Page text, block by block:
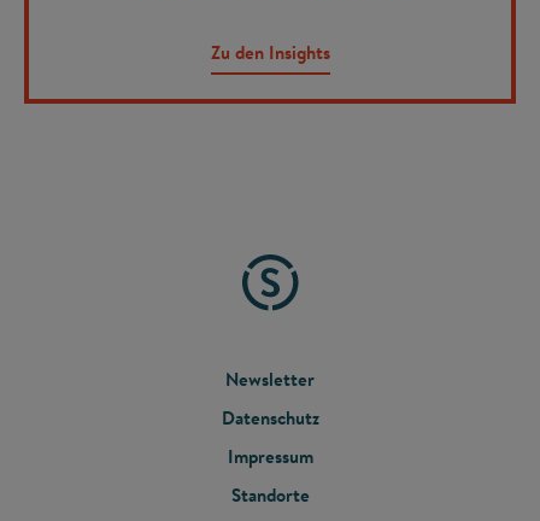
Zu den Insights
FOOTER
MENU
Newsletter
Datenschutz
Impressum
Standorte